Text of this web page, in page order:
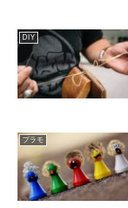
DIY
プラモ